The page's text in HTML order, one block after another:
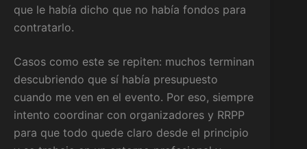
que le había dicho que no había fondos para
contratarlo.
Casos como este se repiten: muchos terminan
descubriendo que sí había presupuesto
cuando me ven en el evento. Por eso, siempre
intento coordinar con organizadores y RRPP
para que todo quede claro desde el principio